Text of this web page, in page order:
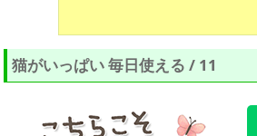
猫がいっぱい 毎日使える / 11